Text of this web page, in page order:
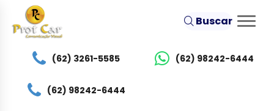
Buscar
(62) 3261-5585 (62) 98242-6444
(62) 98242-6444